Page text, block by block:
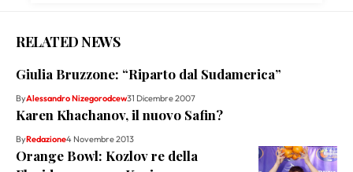
RELATED NEWS
Giulia Bruzzone: “Riparto dal Sudamerica”
ByAlessandro Nizegorodcew31 Dicembre 2007
Karen Khachanov, il nuovo Safin?
ByRedazione4 Novembre 2013
Orange Bowl: Kozlov re della